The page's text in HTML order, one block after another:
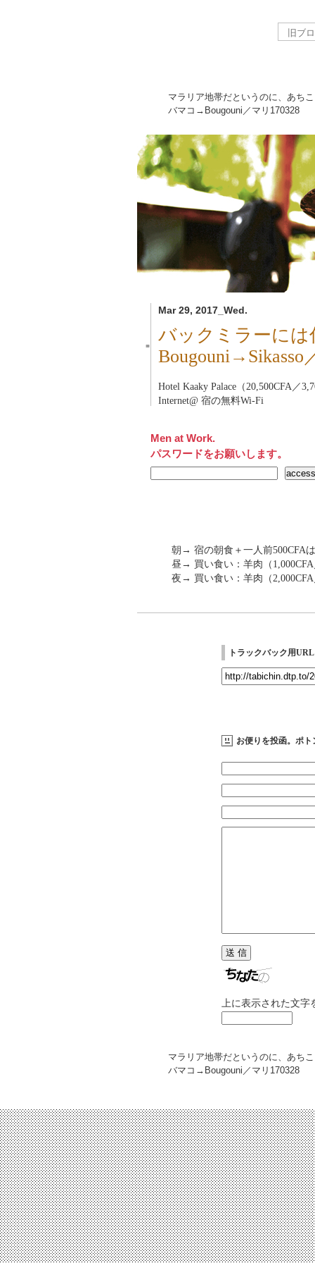
マラリア地帯だというのに、あち
バマコ→Bougouni／マリ 170328
Mar 29, 2017_Wed.
■
バックミラーには
Bougouni→Sikasso
Hotel Kaaky Palace（20,500CFA／
Internet@ 宿の無料Wi-Fi
Men at Work.
パスワードをお願いします。
朝→ 宿の朝食＋一人前500CFA
昼→ 買い食い：羊肉（
夜→ 買い食い：羊肉（
トラックバック用URL
お便りを投函。ポト
上に表示された文
マラリア地帯だというのに、あち
バマコ→Bougouni／マリ 170328